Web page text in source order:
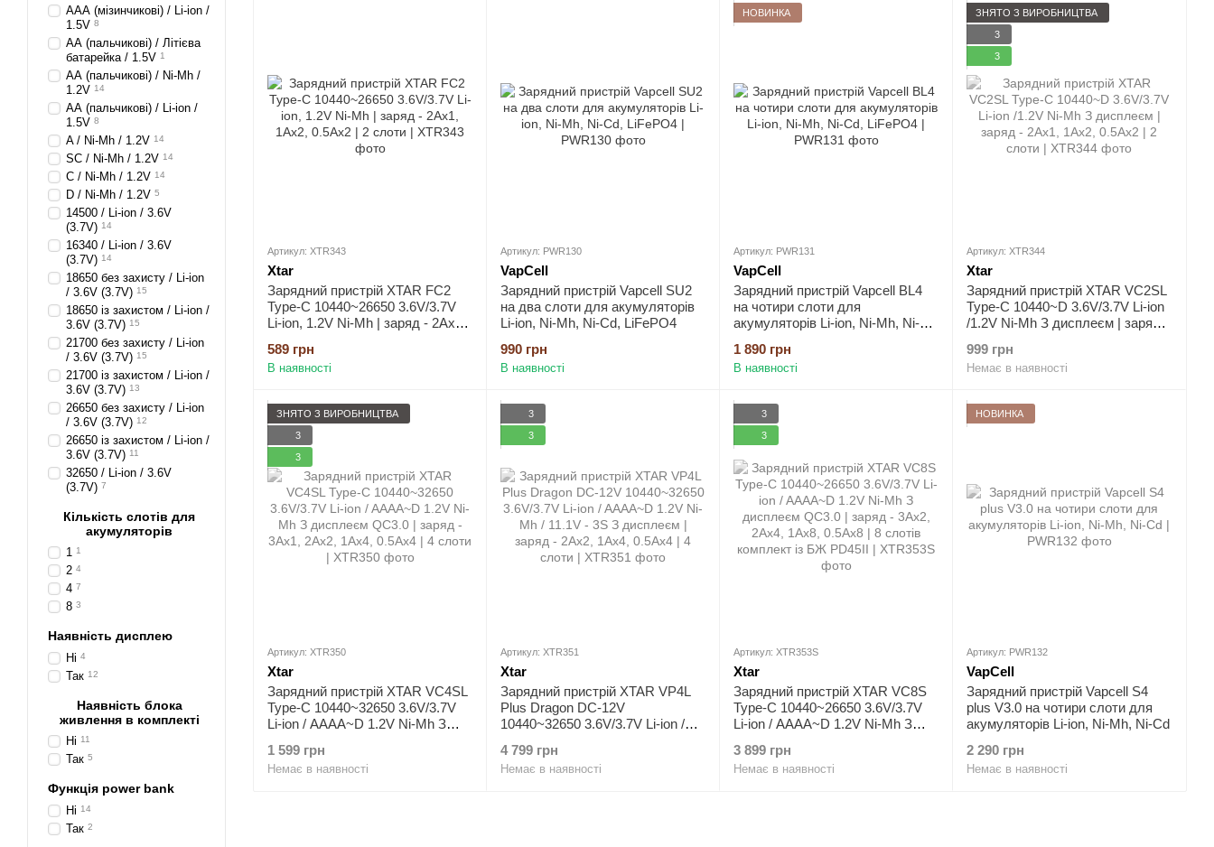
Артикул: XTR343
Xtar
Зарядний пристрій XTAR FC2
Type-C 10440~26650 3.6V/3.7V
Li-ion, 1.2V Ni-Mh | заряд - 2Ax1,
589 грн
В наявності
Артикул: PWR130
VapCell
Зарядний пристрій Vapcell SU2
на два слоти для акумуляторів
Li-ion, Ni-Mh, Ni-Cd, LiFePO4
990 грн
В наявності
НОВИНКА
Артикул: PWR131
VapCell
Зарядний пристрій Vapcell BL4
на чотири слоти для
акумуляторів Li-ion, Ni-Mh, Ni-
1 890 грн
В наявності
ЗНЯТО З ВИРОБНИЦТВА
3
3
Артикул: XTR344
Xtar
Зарядний пристрій XTAR VC2SL
Type-C 10440~D 3.6V/3.7V Li-ion
/1.2V Ni-Mh З дисплеєм | заряд -
999 грн
Немає в наявності
ЗНЯТО З ВИРОБНИЦТВА
3
3
Артикул: XTR350
Xtar
Зарядний пристрій XTAR VC4SL
Type-C 10440~32650 3.6V/3.7V
Li-ion / AAAA~D 1.2V Ni-Mh З
2Ax2, 1Ax4, 0.5Ax4 | 4 слоти
1 599 грн
Немає в наявності
3
3
Артикул: XTR351
Xtar
Зарядний пристрій XTAR VP4L
Plus Dragon DC-12V
10440~32650 3.6V/3.7V Li-ion /
З дисплеєм | заряд - 2Ax2, 1Ax4,
0.5Ax4 | 4 слоти
4 799 грн
Немає в наявності
3
3
Артикул: XTR353S
Xtar
Зарядний пристрій XTAR VC8S
Type-C 10440~26650 3.6V/3.7V
Li-ion / AAAA~D 1.2V Ni-Mh З
2Ax4, 1Ax8, 0.5Ax8 | 8 слотів
комплект із БЖ PD45II
3 899 грн
Немає в наявності
НОВИНКА
Артикул: PWR132
VapCell
Зарядний пристрій Vapcell S4
plus V3.0 на чотири слоти для
акумуляторів Li-ion, Ni-Mh, Ni-Cd
2 290 грн
Немає в наявності
ААА (мізинчикові) / Li-ion /
1.5V 8
АА (пальчикові) / Літієва
батарейка / 1.5V 1
АА (пальчикові) / Ni-Mh /
1.2V 14
АА (пальчикові) / Li-ion /
1.5V 8
A / Ni-Mh / 1.2V 14
SC / Ni-Mh / 1.2V 14
C / Ni-Mh / 1.2V 14
D / Ni-Mh / 1.2V 5
14500 / Li-ion / 3.6V
(3.7V) 14
16340 / Li-ion / 3.6V
(3.7V) 14
18650 без захисту / Li-ion
/ 3.6V (3.7V) 15
18650 із захистом / Li-ion /
3.6V (3.7V) 15
21700 без захисту / Li-ion
/ 3.6V (3.7V) 15
21700 із захистом / Li-ion /
3.6V (3.7V) 13
26650 без захисту / Li-ion
/ 3.6V (3.7V) 12
26650 із захистом / Li-ion /
3.6V (3.7V) 11
32650 / Li-ion / 3.6V
(3.7V) 7
Кількість слотів для
акумуляторів
1 1
2 4
4 7
8 3
Наявність дисплею
Ні 4
Так 12
Наявність блока
живлення в комплекті
Ні 11
Так 5
Функція power bank
Ні 14
Так 2